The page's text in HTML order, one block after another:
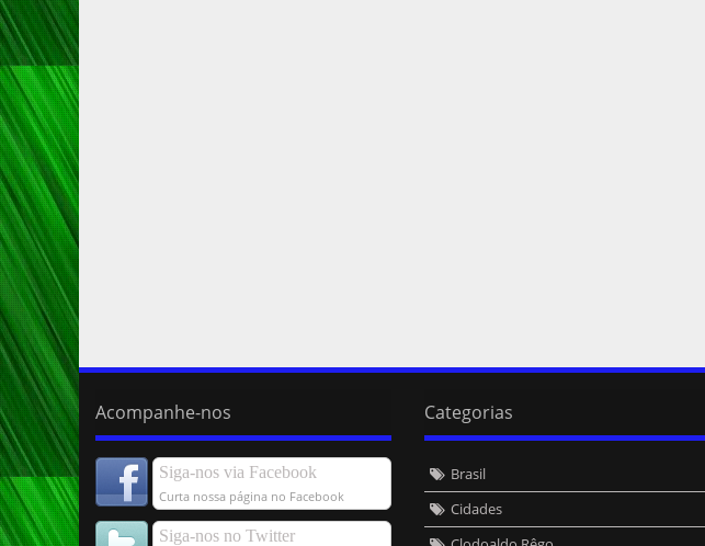
Acompanhe-nos
Siga-nos via Facebook
Curta nossa página no Facebook
Siga-nos no Twitter
Categorias
Brasil
Cidades